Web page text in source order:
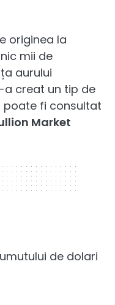
originea la
mii de
aurului
creat un tip de
poate fi consultat
Market
de dolari